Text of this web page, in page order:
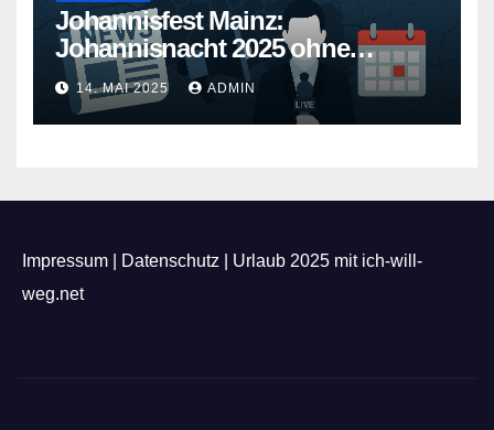
Johannisfest Mainz:
Johannisnacht 2025 ohne
Feuerwerk
14. MAI 2025 ADMIN
Impressum Datenschutz
Urlaub 2025 mit ich-will-
weg.net